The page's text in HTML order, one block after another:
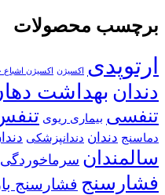
برچسب محصولات
ارتوپدی اکسیژن اکسیژن
دندان بهداشت
تنفسی بیماری ریوی
دماسنج دندان دندانپزشکی
سالمندان سرماخوردگی
فشارسنج فشارسنج